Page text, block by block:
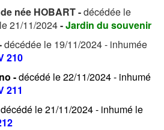
née HOBART -décédée le
21/11/2024-Jardin du souvenir
décédée le 19/11/2024 - inhumée
210
-décédé le 22/11/2024 - inhumé
211
décédé le 21/11/2024 - inhumé le